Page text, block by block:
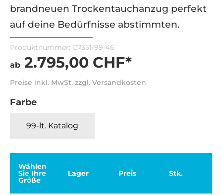
brandneuen Trockentauchanzug perfekt
auf deine Bedürfnisse abstimmten.
Produktnummer: C7351-99-46
ab 2.795,00 CHF*
Preise inkl. MwSt. zzgl. Versandkosten
Farbe
99-lt. Katalog
Wählen
Sie Ihre
Größe
Lager Preis Stk.